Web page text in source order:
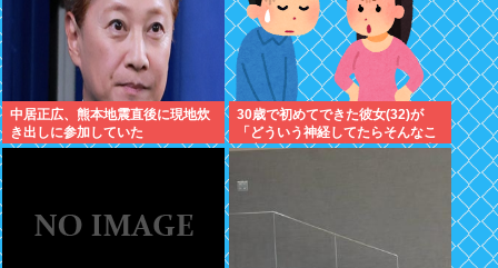
中居正広、熊本地震直後に現地炊
き出しに参加していた
30歳で初めてできた彼女(32)が
「どういう神経してたらそんなこ
と言えるの？」と激怒、その理由